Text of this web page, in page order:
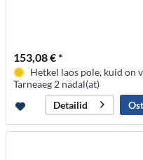
153,08 € *
Hetkel laos pole, kuid on
Tarneaeg 2 nädal(at)
Detailid